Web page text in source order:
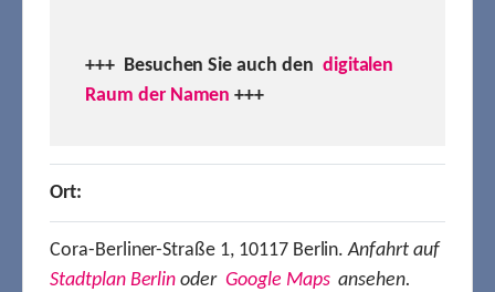
+++ Besuchen Sie auch den digitalen
Raum der Namen +++
Ort:
Cora-Berliner-Straße 1, 10117 Berlin.Anfahrt auf
Stadtplan Berlin oder Google Mapsansehen.